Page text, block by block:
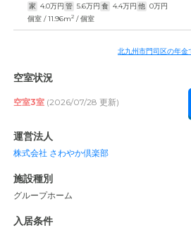
家 4.0万円 管 5.6万円 食 4.4万円 他 0万円
個室 / 11.96m2 / 個室
北九州市門司区の年
空室状況
空室3室 (2026/07/28 更新)
運営法人
株式会社 さわやか倶楽部
施設種別
グループホーム
入居条件